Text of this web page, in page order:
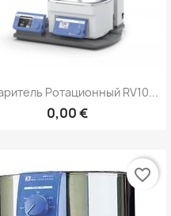
Ротационный RV10...
0,00 €
favorite_border